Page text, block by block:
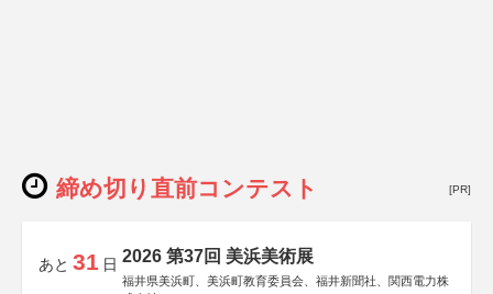
締め切り直前コンテスト [PR]
あと 31 日 2026 第37回 美浜美術展
福井県美浜町、美浜町教育委員会、福井新聞社、関西電力株